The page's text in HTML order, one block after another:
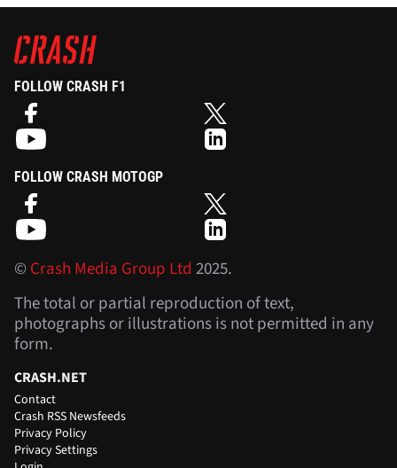
FOLLOW CRASH F1
FOLLOW CRASH MOTOGP
©Crash Media Group Ltd 2025.
The total or partial reproduction of text,
photographs or illustrations is not permitted in any
form.
CRASH.NET
Contact
Crash RSS Newsfeeds
Privacy Policy
Privacy Settings